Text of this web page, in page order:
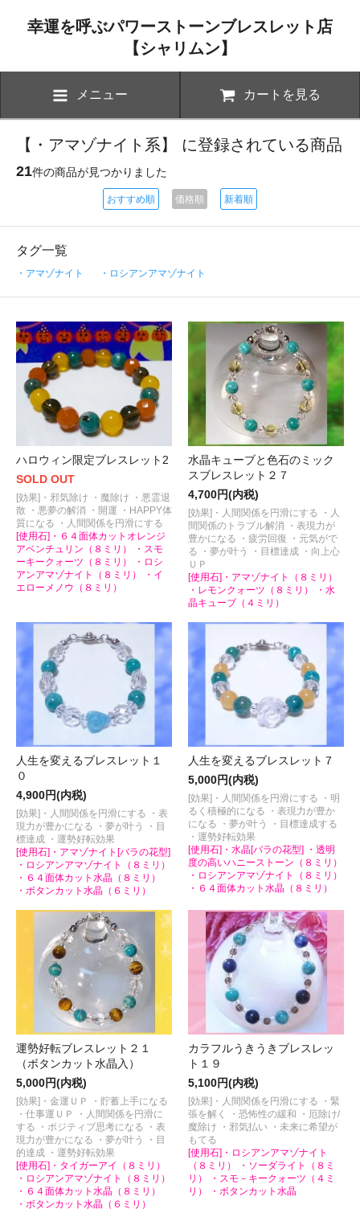
幸運を呼ぶパワーストーンブレスレット店
【シャリムン】
メニュー カートを見る
【・アマゾナイト系】 に登録されている商品
21件の商品が見つかりました
おすすめ順 価格順 新着順
タグ一覧
・アマゾナイト ・ロシアンアマゾナイト
ハロウィン限定ブレスレット2
SOLD OUT
[効果]・邪気除け ・魔除け ・悪霊退
散 ・悪夢の解消 ・開運 ・HAPPY体
質になる ・人間関係を円滑にする
[使用石]・６４面体カットオレンジ
アベンチュリン（８ミリ） ・スモ
ーキークォーツ（８ミリ） ・ロシ
アンアマゾナイト（８ミリ） ・イ
エローメノウ（８ミリ）
水晶キューブと色石のミック
スブレスレット２７
4,700円(内税)
[効果]・人間関係を円滑にする ・人
間関係のトラブル解消 ・表現力が
豊かになる ・疲労回復 ・元気がで
る ・夢が叶う ・目標達成 ・向上心
ＵＰ
[使用石]・アマゾナイト（８ミリ）
・レモンクォーツ（８ミリ） ・水
晶キューブ（４ミリ）
人生を変えるブレスレット１
０
4,900円(内税)
[効果]・人間関係を円滑にする ・表
現力が豊かになる ・夢が叶う ・目
標達成 ・運勢好転効果
[使用石]・アマゾナイト[バラの花型]
・ロシアンアマゾナイト（８ミリ）
・６４面体カット水晶（８ミリ）
・ボタンカット水晶（６ミリ）
人生を変えるブレスレット７
5,000円(内税)
[効果]・人間関係を円滑にする ・明
るく積極的になる ・表現力が豊か
になる ・夢が叶う ・目標達成する
・運勢好転効果
[使用石]・水晶[バラの花型] ・透明
度の高いハニーストーン（８ミリ）
・ロシアンアマゾナイト（８ミリ）
・６４面体カット水晶（８ミリ）
運勢好転ブレスレット２１
（ボタンカット水晶入）
5,000円(内税)
[効果]・金運ＵＰ ・貯蓄上手になる
・仕事運ＵＰ ・人間関係を円滑に
する ・ポジティブ思考になる ・表
現力が豊かになる ・夢が叶う ・目
的達成 ・運勢好転効果
[使用石]・タイガーアイ（８ミリ）
・ロシアンアマゾナイト（８ミリ）
・６４面体カット水晶（８ミリ）
・ボタンカット水晶（６ミリ）
カラフルうきうきブレスレッ
ト１９
5,100円(内税)
[効果]・人間関係を円滑にする ・緊
張を解く ・恐怖性の緩和 ・厄除け/
魔除け ・邪気払い ・未来に希望が
もてる
[使用石]・ロシアンアマゾナイト
（８ミリ） ・ソーダライト（８ミ
リ） ・スモ－キークォーツ（４ミ
リ） ・ボタンカット水晶